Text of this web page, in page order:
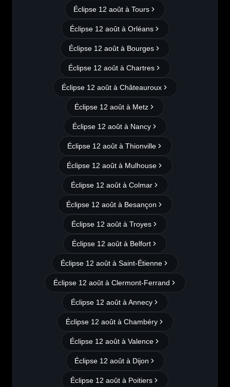
Éclipse 12 août à Tours
Éclipse 12 août à Orléans
Éclipse 12 août à Bourges
Éclipse 12 août à Chartres
Éclipse 12 août à Châteauroux
Éclipse 12 août à Metz
Éclipse 12 août à Nancy
Éclipse 12 août à Thionville
Éclipse 12 août à Mulhouse
Éclipse 12 août à Colmar
Éclipse 12 août à Besançon
Éclipse 12 août à Troyes
Éclipse 12 août à Belfort
Éclipse 12 août à Saint-Étienne
Éclipse 12 août à Clermont-Ferrand
Éclipse 12 août à Annecy
Éclipse 12 août à Chambéry
Éclipse 12 août à Valence
Éclipse 12 août à Dijon
Éclipse 12 août à Poitiers